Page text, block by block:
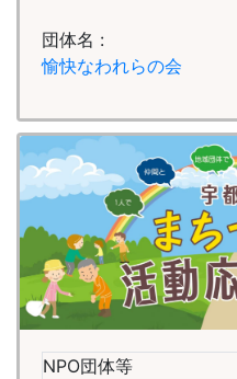
団体名 :
愉快なわれらの会
NPO団体等